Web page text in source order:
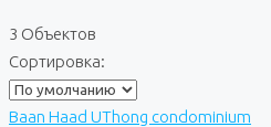
3 Объектов
Сортировка:
Baan Haad UThong condominium